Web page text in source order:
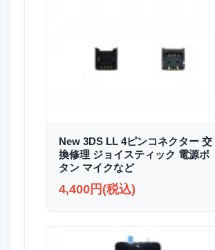
New 3DS LL 4ピンコネクター 交
換修理 ジョイスティック 電源ボ
タン マイクなど
4,400円(税込)